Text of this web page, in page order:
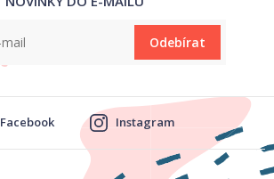
Odebírat
Facebook Instagram